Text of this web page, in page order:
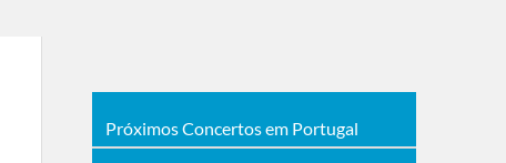
Próximos Concertos em Portugal